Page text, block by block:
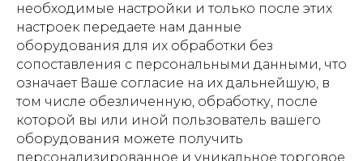
необходимые настройки и только после этих
настроек передаете нам данные
оборудования для их обработки без
сопоставления с персональными данными, что
означает Ваше согласие на их дальнейшую, в
том числе обезличенную, обработку, после
которой вы или иной пользователь вашего
оборудования можете получить
персонализированное и уникальное торговое